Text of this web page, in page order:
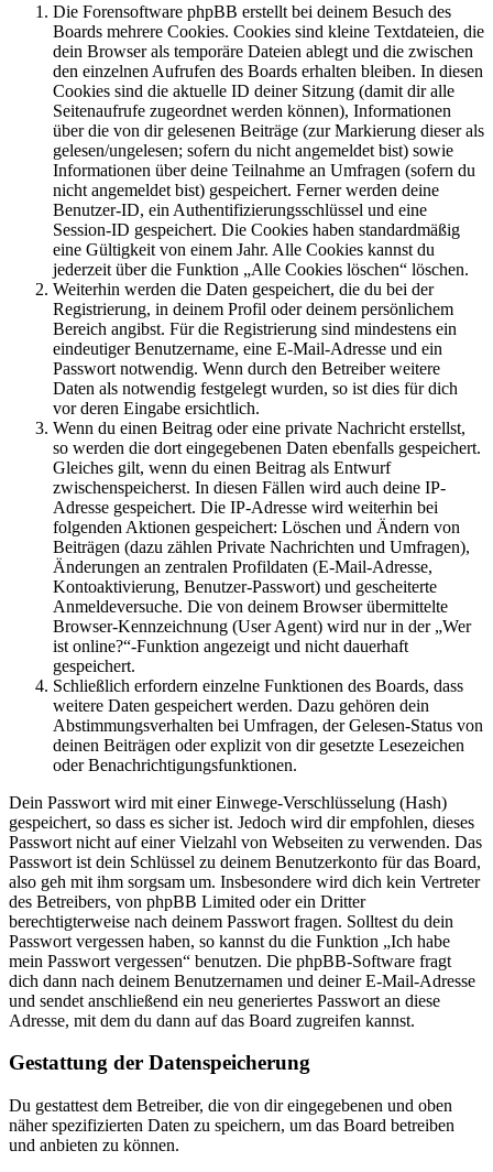
Die Forensoftware phpBB erstellt bei deinem Besuch des
Boards mehrere Cookies. Cookies sind kleine Textdateien, die
dein Browser als temporäre Dateien ablegt und die zwischen
den einzelnen Aufrufen des Boards erhalten bleiben. In diesen
Cookies sind die aktuelle ID deiner Sitzung (damit dir alle
Seitenaufrufe zugeordnet werden können), Informationen
über die von dir gelesenen Beiträge (zur Markierung dieser als
gelesen/ungelesen; sofern du nicht angemeldet bist) sowie
Informationen über deine Teilnahme an Umfragen (sofern du
nicht angemeldet bist) gespeichert. Ferner werden deine
Benutzer-ID, ein Authentifizierungsschlüssel und eine
Session-ID gespeichert. Die Cookies haben standardmäßig
eine Gültigkeit von einem Jahr. Alle Cookies kannst du
jederzeit über die Funktion „Alle Cookies löschen“ löschen.
Weiterhin werden die Daten gespeichert, die du bei der
Registrierung, in deinem Profil oder deinem persönlichem
Bereich angibst. Für die Registrierung sind mindestens ein
eindeutiger Benutzername, eine E-Mail-Adresse und ein
Passwort notwendig. Wenn durch den Betreiber weitere
Daten als notwendig festgelegt wurden, so ist dies für dich
vor deren Eingabe ersichtlich.
Wenn du einen Beitrag oder eine private Nachricht erstellst,
so werden die dort eingegebenen Daten ebenfalls gespeichert.
Gleiches gilt, wenn du einen Beitrag als Entwurf
zwischenspeicherst. In diesen Fällen wird auch deine IP-
Adresse gespeichert. Die IP-Adresse wird weiterhin bei
folgenden Aktionen gespeichert: Löschen und Ändern von
Beiträgen (dazu zählen Private Nachrichten und Umfragen),
Änderungen an zentralen Profildaten (E-Mail-Adresse,
Kontoaktivierung, Benutzer-Passwort) und gescheiterte
Anmeldeversuche. Die von deinem Browser übermittelte
Browser-Kennzeichnung (User Agent) wird nur in der „Wer
ist online?“-Funktion angezeigt und nicht dauerhaft
gespeichert.
Schließlich erfordern einzelne Funktionen des Boards, dass
weitere Daten gespeichert werden. Dazu gehören dein
Abstimmungsverhalten bei Umfragen, der Gelesen-Status von
deinen Beiträgen oder explizit von dir gesetzte Lesezeichen
oder Benachrichtigungsfunktionen.
Dein Passwort wird mit einer Einwege-Verschlüsselung (Hash)
gespeichert, so dass es sicher ist. Jedoch wird dir empfohlen, dieses
Passwort nicht auf einer Vielzahl von Webseiten zu verwenden. Das
Passwort ist dein Schlüssel zu deinem Benutzerkonto für das Board,
also geh mit ihm sorgsam um. Insbesondere wird dich kein Vertreter
des Betreibers, von phpBB Limited oder ein Dritter
berechtigterweise nach deinem Passwort fragen. Solltest du dein
Passwort vergessen haben, so kannst du die Funktion „Ich habe
mein Passwort vergessen“ benutzen. Die phpBB-Software fragt
dich dann nach deinem Benutzernamen und deiner E-Mail-Adresse
und sendet anschließend ein neu generiertes Passwort an diese
Adresse, mit dem du dann auf das Board zugreifen kannst.
Gestattung der Datenspeicherung
Du gestattest dem Betreiber, die von dir eingegebenen und oben
näher spezifizierten Daten zu speichern, um das Board betreiben
und anbieten zu können.